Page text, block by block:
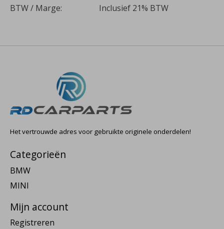
BTW / Marge: Inclusief 21% BTW
Het vertrouwde adres voor gebruikte originele onderdelen!
Categorieën
BMW
MINI
Mijn account
Registreren